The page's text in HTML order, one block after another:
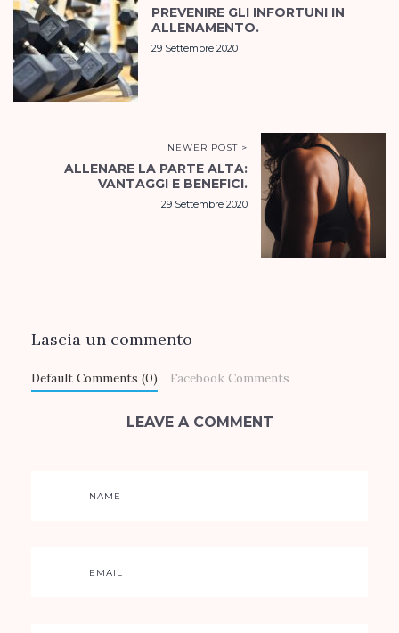
PREVENIRE GLI INFORTUNI IN
ALLENAMENTO.
29 Settembre 2020
NEWER POST >
ALLENARE LA PARTE ALTA:
VANTAGGI E BENEFICI.
29 Settembre 2020
Lascia un commento
Default Comments (0) Facebook Comments
LEAVE A COMMENT
NAME
EMAIL